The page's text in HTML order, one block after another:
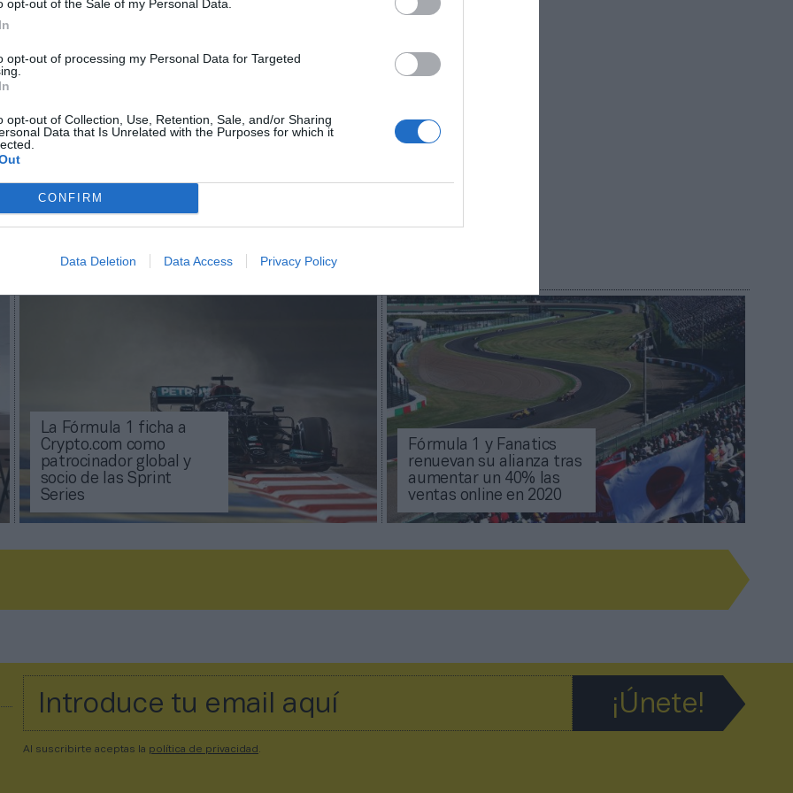
opt-out of the Sale of my Personal Data.
opt-out of processing my Personal Data for Targeted
opt-out of Collection, Use, Retention, Sale, and/or Sharing
Data that Is Unrelated with the Purposes for which it
CONFIRM
Data Deletion Data Access Privacy Policy
un incremento en los aficionados que se conectan,
con su vuelta a los circuitos
uno de los mayores eventos desde la Covid-19”, ha
Domenicali, consejero delegado de la F-1.
como fuente preferida de Google de forma
con las últimas noticias de actualidad.
ACTIVAR AHORA
La Fórmula 1 ficha a
Crypto.com como
patrocinador global y
socio de las Sprint
Series
Fórmula 1 y Fanatics
renuevan su alianza tras
aumentar un 40% las
ventas online en 2020
Al suscribirte aceptas la política de privacidad